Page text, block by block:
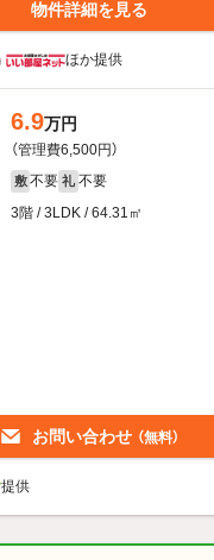
物件詳細を見る
ほか提供
6.9万円
（管理費6,500円）
敷 不要 礼 不要
3階 / 3LDK / 64.31㎡
お問い合わせ （無料）
提供